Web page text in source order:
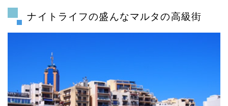
ナイトライフの盛んなマルタの高級街